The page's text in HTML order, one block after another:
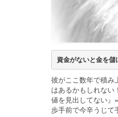
資金がないと金を
彼がここ数年で積み
はあるかもしれない
値を見出してない』
歩手前で今辛うじて